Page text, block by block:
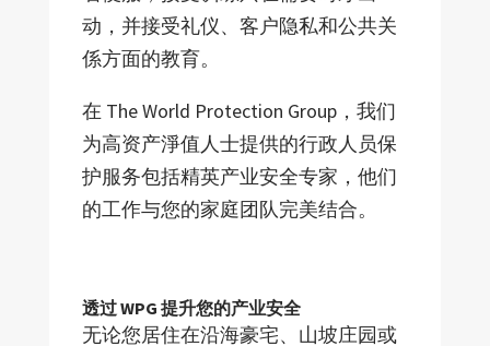
动，并接受礼仪、客户隐私和公共关
係方面的教育。
在 The World Protection Group，我们
为高资产淨值人士提供的行政人员保
护服务包括精英产业安全专家，他们
的工作与您的家庭团队完美结合。
透过 WPG 提升您的产业安全
无论您居住在沿海豪宅、山坡庄园或